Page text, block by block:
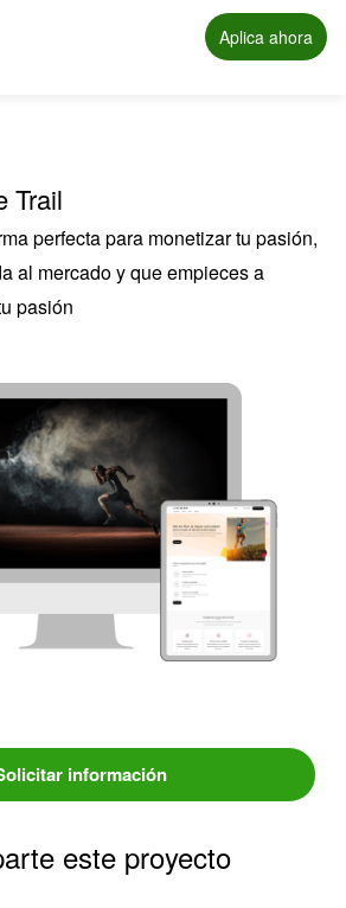
Aplica ahora
Trail
perfecta para monetizar tu pasión,
al mercado y que empieces a
pasión
información
este proyecto